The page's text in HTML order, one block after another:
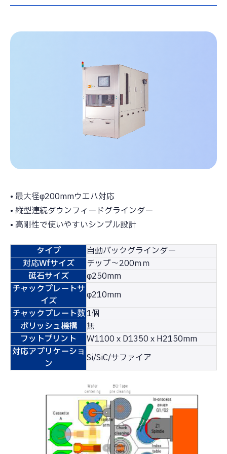
プライバシーポリシー
• 最大径φ200mmウエハ対応
• 縦型連続ダウンフィードグラインダー
• 高剛性で使いやすいシンプル設計
タイプ
自動バックグラインダー
対応Wfサイズ
チップ～200ｍｍ
砥石サイズ
φ250mm
チャックプレートサ
イズ
φ210mm
チャックプレート数1個
ポリッシュ機構
無
フットプリント
W1100ｘD1350ｘH2150mm
対応アプリケーショ
ン
Si/SiC/サファイア